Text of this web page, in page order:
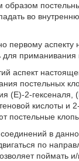
образом
во
первому аспекту
для приманивания
аспект
постельных
(Е)-2-гексеналя,
кислоты и
постельные
в
по
поймать